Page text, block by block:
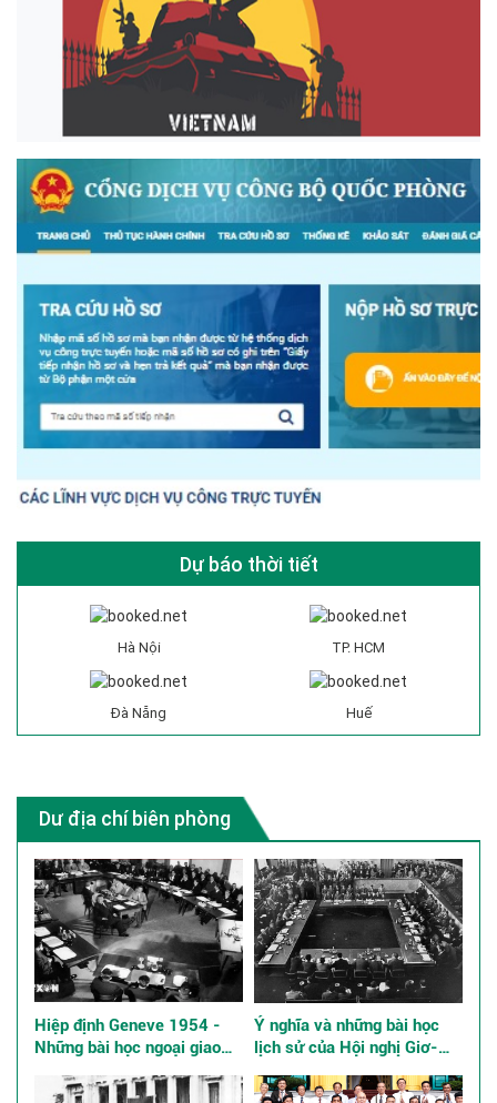
Dự báo thời tiết
Hà Nội TP. HCM
Đà Nẵng Huế
Dư địa chí biên phòng
Hiệp định Geneve 1954 -
Những bài học ngoại giao
Ý nghĩa và những bài học
lịch sử của Hội nghị Giơ-
1954